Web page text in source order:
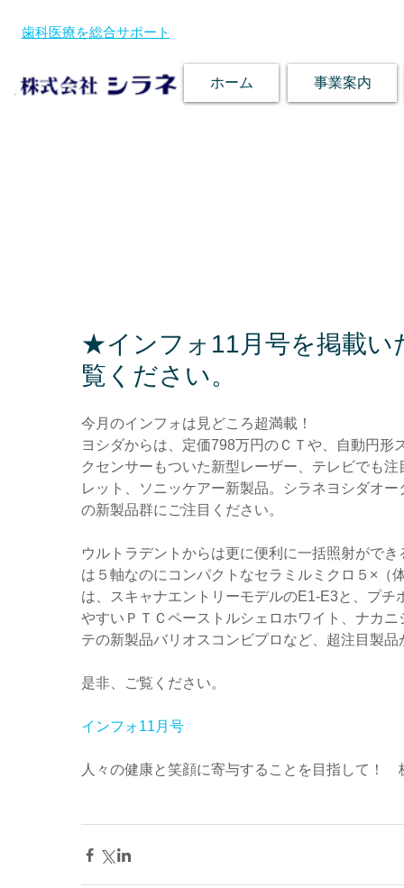
歯科医療を総合サポート
ホーム 事業案内
★インフォ11月号を掲載い
覧ください。
今月のインフォは見どころ超満載！
ヨシダからは、定価798万円のＣＴや、自動円形
クセンサーもついた新型レーザー、テレビでも
レット、ソニッケアー新製品。シラネヨシダオ
の新製品群にご注目ください。
ウルトラデントからは更に便利に一括照射がで
は５軸なのにコンパクトなセラミルミクロ５×（
は、スキャナエントリーモデルのE1-E3と、プチ
やすいＰＴＣペーストルシェロホワイト、ナカ
テの新製品バリオスコンビプロなど、超注目製
是非、ご覧ください。
インフォ11月号
人々の健康と笑顔に寄与することを目指して！